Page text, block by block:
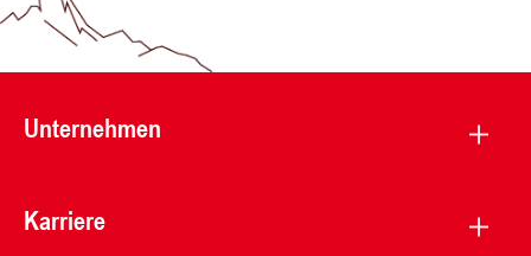
Unternehmen
Karriere